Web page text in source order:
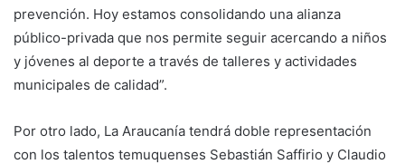
prevención. Hoy estamos consolidando una alianza
público-privada que nos permite seguir acercando a niños
y jóvenes al deporte a través de talleres y actividades
municipales de calidad”.
Por otro lado, La Araucanía tendrá doble representación
con los talentos temuquenses Sebastián Saffirio y Claudio